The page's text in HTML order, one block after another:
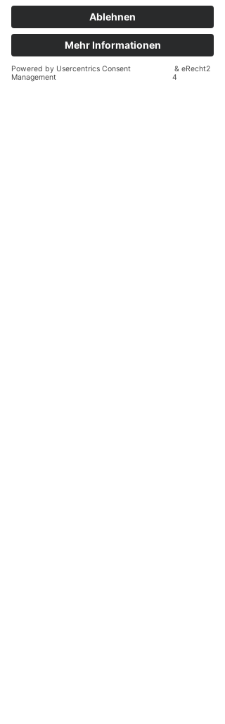
Kontaktieren Sie uns unverbindlich
über die unten angegebenen
Möglichkeiten oder senden Sie uns
eine Nachricht über das